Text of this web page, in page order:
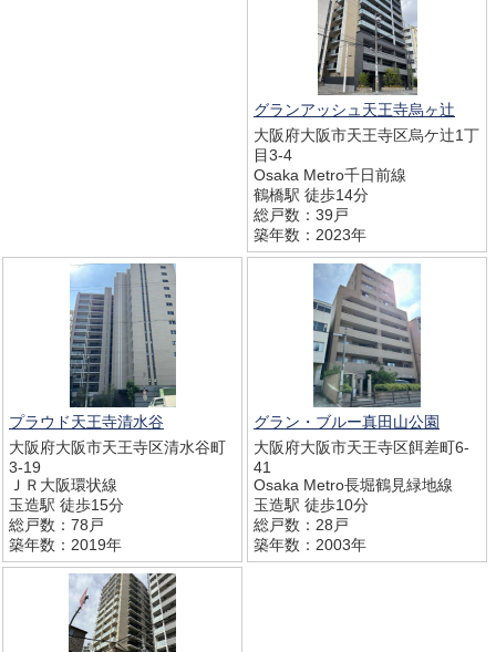
グランアッシュ天王寺烏ヶ辻
大阪府大阪市天王寺区烏ケ辻1丁
目3-4
Osaka Metro千日前線
鶴橋駅 徒歩14分
総戸数：39戸
築年数：2023年
プラウド天王寺清水谷
大阪府大阪市天王寺区清水谷町
3-19
ＪＲ大阪環状線
玉造駅 徒歩15分
総戸数：78戸
築年数：2019年
グラン・ブルー真田山公園
大阪府大阪市天王寺区餌差町6-
41
Osaka Metro長堀鶴見緑地線
玉造駅 徒歩10分
総戸数：28戸
築年数：2003年